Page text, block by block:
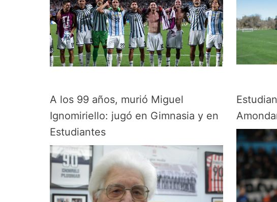
A los 99 años, murió Miguel
Ignomiriello: jugó en Gimnasia y en
Estudiantes